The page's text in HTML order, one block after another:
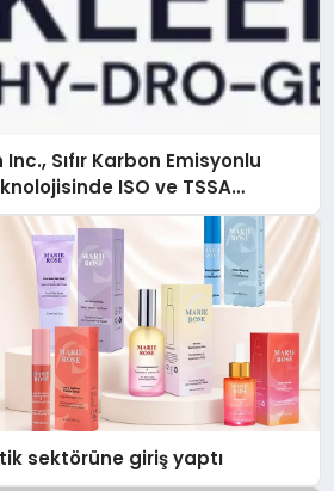
Sıfır Karbon Emisyonlu
ISO ve TSSA
Aldı
sektörüne giriş yaptı